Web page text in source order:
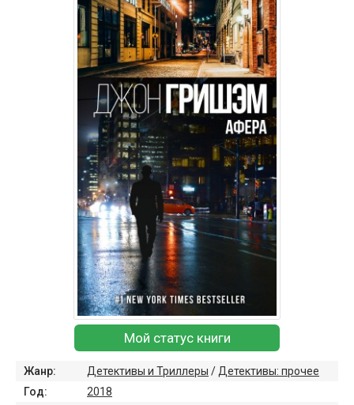
Мой статус книги
Жанр: Детективы и Триллеры / Детективы: прочее
Год:
2018